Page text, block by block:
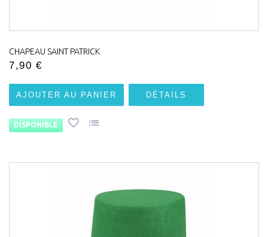
CHAPEAU SAINT PATRICK
7,90 €
AJOUTER AU PANIER DÉTAILS
DISPONIBLE